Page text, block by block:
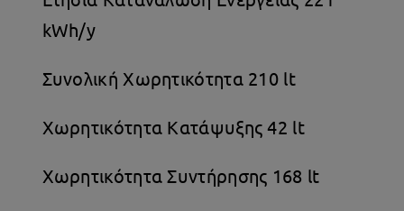
kWh/y
Συνολική Χωρητικότητα 210 lt
Χωρητικότητα Κατάψυξης 42 lt
Χωρητικότητα Συντήρησης 168 lt